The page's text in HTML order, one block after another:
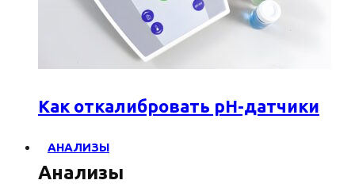
Как откалибровать pH-датчики
АНАЛИЗЫ
Анализы